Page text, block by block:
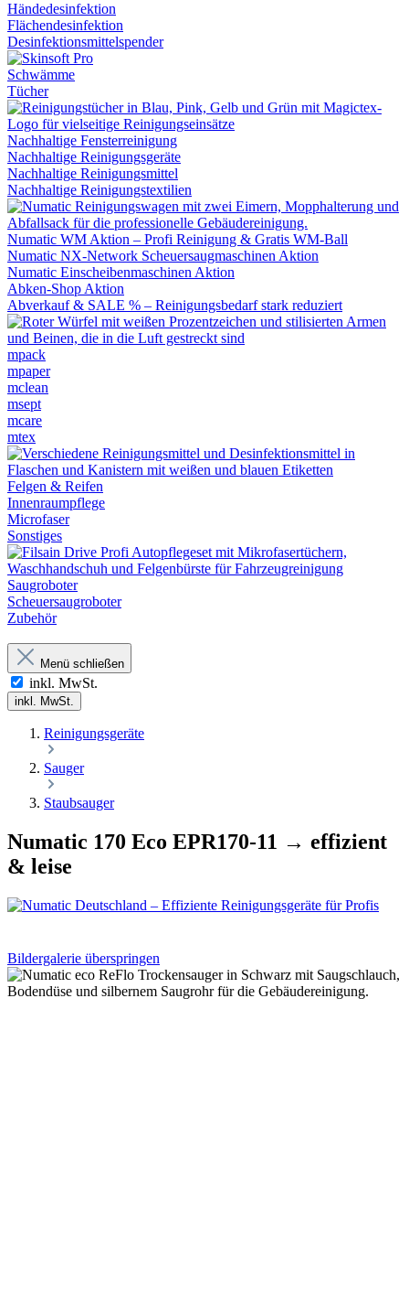
Händedesinfektion
Flächendesinfektion
Desinfektionsmittelspender
Schwämme
Tücher
Nachhaltige Fensterreinigung
Nachhaltige Reinigungsgeräte
Nachhaltige Reinigungsmittel
Nachhaltige Reinigungstextilien
Numatic WM Aktion – Profi Reinigung & Gratis WM-Ball
Numatic NX-Network Scheuersaugmaschinen Aktion
Numatic Einscheibenmaschinen Aktion
Abken-Shop Aktion
Abverkauf & SALE % – Reinigungsbedarf stark reduziert
mpack
mpaper
mclean
msept
mcare
mtex
Felgen & Reifen
Innenraumpflege
Microfaser
Sonstiges
Saugroboter
Scheuersaugroboter
Zubehör
Menü schließen
inkl. MwSt.
inkl. MwSt.
Reinigungsgeräte
Sauger
Staubsauger
Numatic 170 Eco EPR170-11 → effizient
& leise
Bildergalerie überspringen